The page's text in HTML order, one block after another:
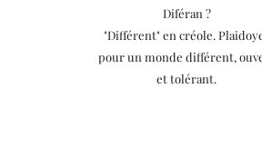
Diféran ?
"Différent" en créole.
pour un monde différent,
et tolérant.